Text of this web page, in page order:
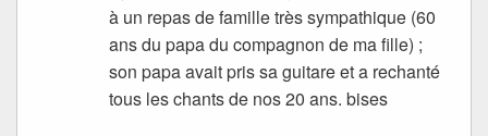
à un repas de famille très sympathique (60
ans du papa du compagnon de ma fille) ;
son papa avait pris sa guitare et a rechanté
tous les chants de nos 20 ans. bises